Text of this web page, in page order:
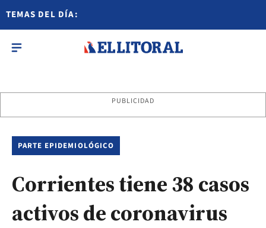
TEMAS DEL DÍA:
PUBLICIDAD
PARTE EPIDEMIOLÓGICO
Corrientes tiene 38 casos
activos de coronavirus